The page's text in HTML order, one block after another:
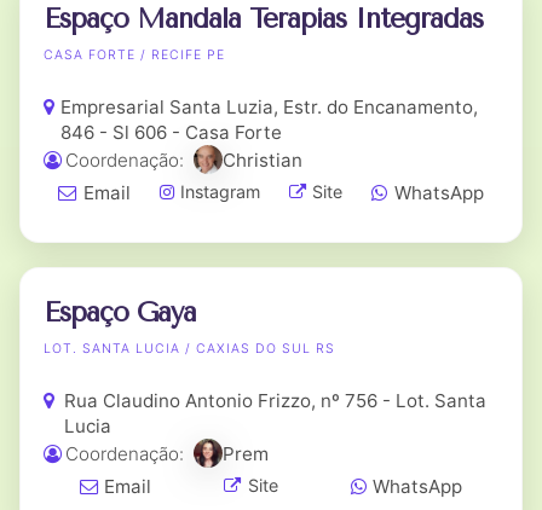
Espaço Mandala Terapias Integradas
CASA FORTE / RECIFE PE
Empresarial Santa Luzia, Estr. do Encanamento,
846 - Sl 606 - Casa Forte
Coordenação:
Christian
Email
Instagram Site WhatsApp
Espaço Gaya
LOT. SANTA LUCIA / CAXIAS DO SUL RS
Rua Claudino Antonio Frizzo, nº 756 - Lot. Santa
Lucia
Coordenação:
Prem
Email
Site WhatsApp